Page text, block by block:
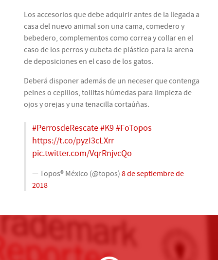
Los accesorios que debe adquirir antes de la llegada a
casa del nuevo animal son una cama, comedero y
bebedero, complementos como correa y collar en el
caso de los perros y cubeta de plástico para la arena
de deposiciones en el caso de los gatos.
Deberá disponer además de un neceser que contenga
peines o cepillos, tollitas húmedas para limpieza de
ojos y orejas y una tenacilla cortaúñas.
#PerrosdeRescate #K9 #FoTopos
https://t.co/pyzI3cLXrr
pic.twitter.com/VqrRnjvcQo
— Topos® México (@topos) 8 de septiembre de
2018